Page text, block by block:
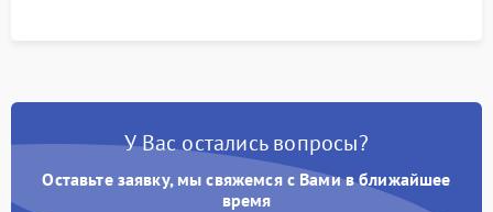
У Вас остались вопросы?
Оставьте заявку, мы свяжемся с Вами в ближайшее
время